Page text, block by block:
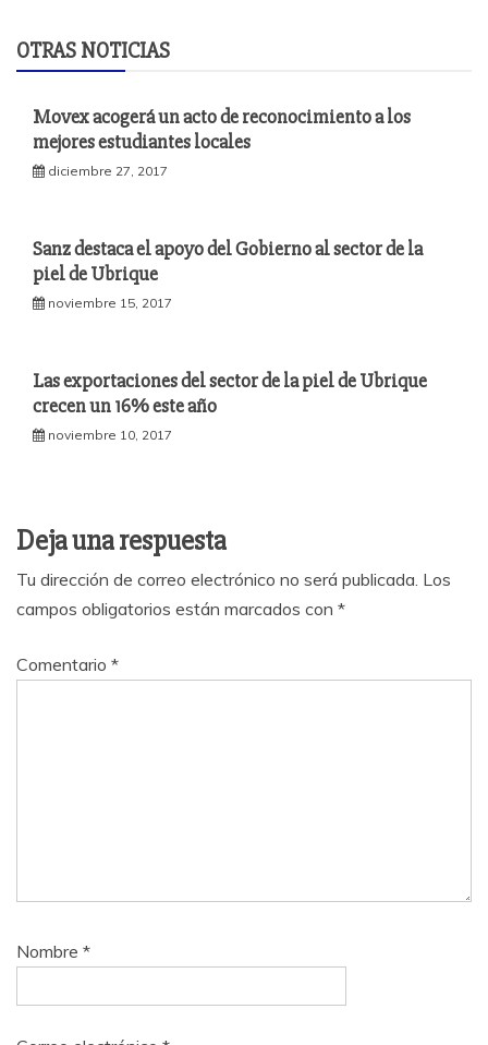
OTRAS NOTICIAS
Movex acogerá un acto de reconocimiento a los
mejores estudiantes locales
diciembre 27, 2017
Sanz destaca el apoyo del Gobierno al sector de la
piel de Ubrique
noviembre 15, 2017
Las exportaciones del sector de la piel de Ubrique
crecen un 16% este año
noviembre 10, 2017
Deja una respuesta
Tu dirección de correo electrónico no será publicada. Los
campos obligatorios están marcados con *
Comentario *
Nombre *